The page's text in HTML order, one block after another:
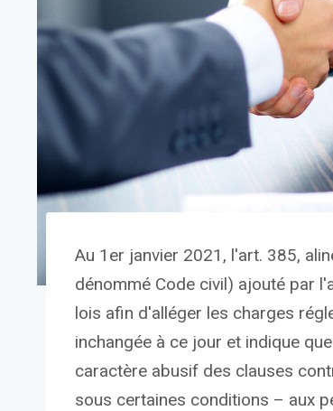
Au 1er janvier 2021, l'art. 385,
dénommé Code civil) ajouté par
lois afin d'alléger les charges
inchangée à ce jour et indique
caractère abusif des clauses
sous certaines conditions – aux